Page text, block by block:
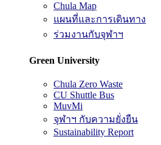
Chula Map
แผนที่และการเดินทาง
ร่วมงานกับจุฬาฯ
Green University
Chula Zero Waste
CU Shuttle Bus
MuvMi
จุฬาฯ กับความยั่งยืน
Sustainability Report